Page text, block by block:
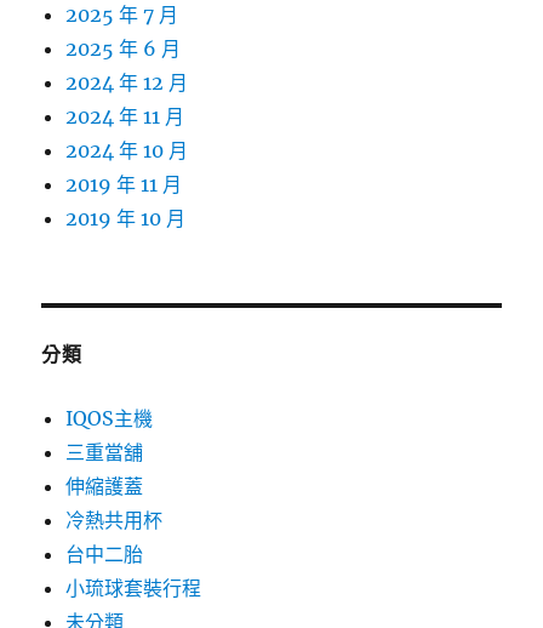
2025 年 7 月
2025 年 6 月
2024 年 12 月
2024 年 11 月
2024 年 10 月
2019 年 11 月
2019 年 10 月
分類
IQOS主機
三重當舖
伸縮護蓋
冷熱共用杯
台中二胎
小琉球套裝行程
未分類